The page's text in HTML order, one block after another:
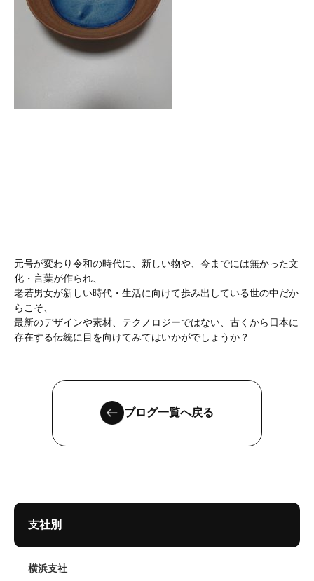
元号が変わり令和の時代に、新しい物や、今までには無かった文
化・言葉が作られ、
老若男女が新しい時代・生活に向けて歩み出している世の中だか
らこそ、
最新のデザインや素材、テクノロジーではない、古くから日本に
存在する伝統に目を向けてみてはいかがでしょうか？
ブログ一覧へ戻る
支社別
横浜支社